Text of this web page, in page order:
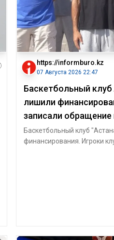
https://informburo.kz
07 Августа 2026 22:47
Баскетбольный клуб
лишили
записали обращение
Баскетбольный клуб
финансирования. Игроки